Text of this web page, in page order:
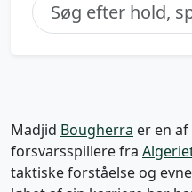
Madjid Bougherra er en
forsvarsspillere fra
taktiske forståelse og